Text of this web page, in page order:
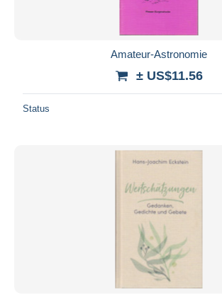
Amateur-Astronomie
± US$11.56
Status